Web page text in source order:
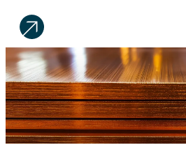
Sijoittaja.fi
Tee
parempia
sijoituspäätöksiä